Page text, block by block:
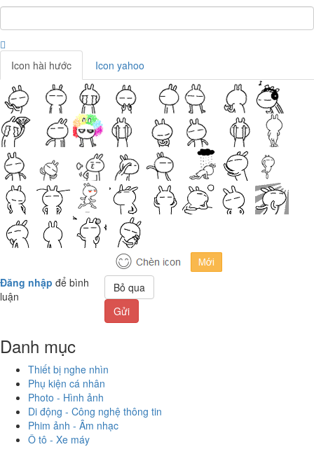
Icon hài hước Icon yahoo
Đăng nhập để bình
luận
Bỏ qua
Gửi
Danh mục
Thiết bị nghe nhìn
Phụ kiện cá nhân
Photo - Hình ảnh
Di động - Công nghệ thông tin
Phim ảnh - Âm nhạc
Ô tô - Xe máy